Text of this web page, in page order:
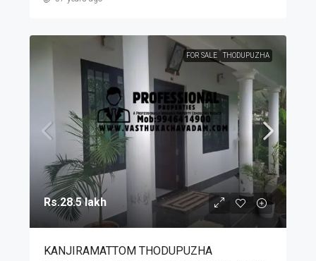
FOR SALE THODUPUZHA
Rs.28.5 lakh
KANJIRAMATTOM THODUPUZHA